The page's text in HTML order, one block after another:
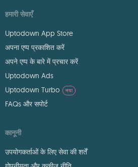
हमारी सेवाएँ
Uptodown App Store
अपना एप्प प्रकाशित करें
अपने एप्प के बारे में प्रचार करें
Uptodown Ads
Uptodown Turbo
नया
FAQs और सपोर्ट
कानूनी
उपयोगकर्ताओं के लिए सेवा की शर्तें